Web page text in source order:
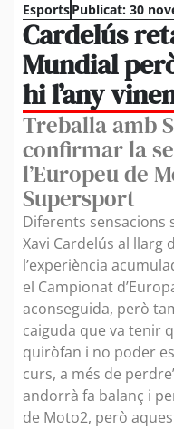
EsportsPublicat: 30
Cardelús
Mundial
hi l’any
Treballa amb
confirmar la
l’Europeu de
Supersport
Diferents sensacions
Xavi Cardelús al llarg
l’experiència
el Campionat
aconseguida, però
caiguda que va tenir
quiròfan i no poder
curs, a més de
andorrà fa balanç i
de Moto2, però